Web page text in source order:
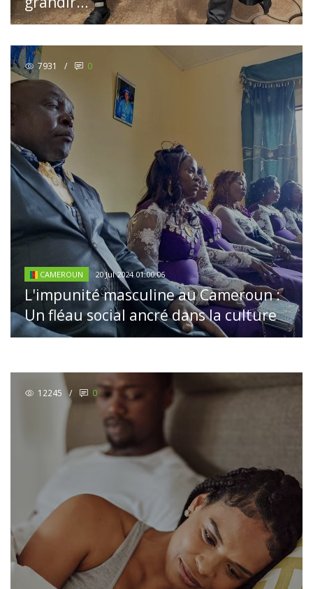
7931 / 0
CAMEROUN 20 Jul 2024 01:00:06
L'impunité masculine au Cameroun :
Un fléau social ancré dans la culture
12245 / 0